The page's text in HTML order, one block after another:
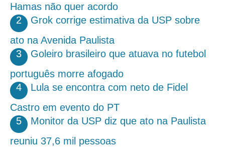
Hamas não quer acordo
2
Grok corrige estimativa da USP sobre
ato na Avenida Paulista
3
Goleiro brasileiro que atuava no futebol
português morre afogado
4
Lula se encontra com neto de Fidel
Castro em evento do PT
5
Monitor da USP diz que ato na Paulista
reuniu 37,6 mil pessoas